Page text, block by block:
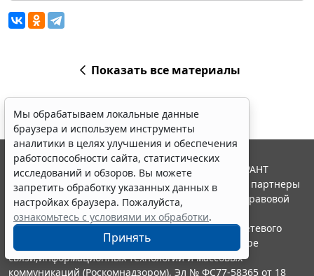
Показать все материалы
Мы обрабатываем локальные данные
браузера и используем инструменты
аналитики в целях улучшения и обеспечения
работоспособности сайта, статистических
исследований и обзоров. Вы можете
запретить обработку указанных данных в
настройках браузера. Пожалуйста,
ознакомьтесь с условиями их обработки.
Принять
© ООО "НПП "ГАРАНТ-СЕРВИС", 2026. Система ГАРАНТ
выпускается с 1990 года. Компания "Гарант" и ее партнеры
являются участниками Российской ассоциации правовой
информации ГАРАНТ.
Портал ГАРАНТ.РУ зарегистрирован в качестве сетевого
издания Федеральной службой по надзору в сфере
связи,информационных технологий и массовых
коммуникаций (Роскомнадзором), Эл № ФС77-58365 от 18